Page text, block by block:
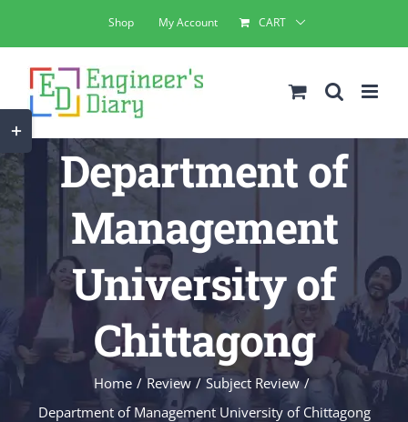
to
content
Shop My Account CART
Department of
Management
University of
Chittagong
Home Review
Subject Review
Department of Management University of Chittagong
Toggle
Sliding
Bar
Area